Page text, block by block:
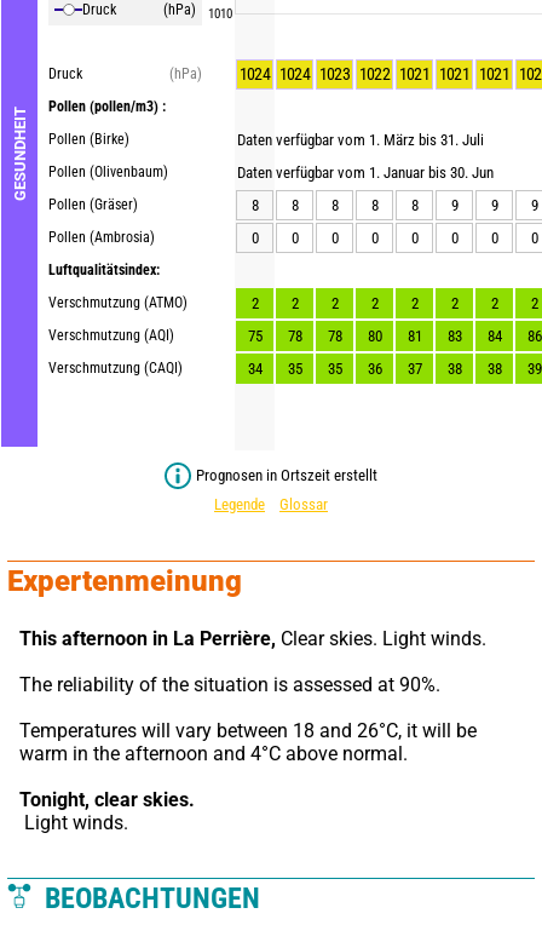
GESUNDHEIT
Druck (hPa)
Druck
(hPa)
Pollen (pollen/m3) :
Pollen (Birke)
Pollen (Olivenbaum)
Pollen (Gräser)
Pollen (Ambrosia)
Luftqualitätsindex:
Verschmutzung (ATMO)
Verschmutzung (AQI)
Verschmutzung (CAQI)
1010
1024 1024 1023 1022 1021 1021 1021
Daten verfügbar vom 1. März bis 31. Juli
Daten verfügbar vom 1. Januar bis 30. Jun
8
8 8 8 8 9 9
9
0
0 0 0 0 0 0 0
2 2 2 2 2 2 2
2
75
78 78 80 81 83 84
86
34
35 35 36 37 38 38 39
Prognosen in Ortszeit erstellt
Legende
Glossar
Expertenmeinung
This afternoon in La Perrière, Clear skies. Light winds.
The reliability of the situation is assessed at 90%.
Temperatures will vary between 18 and 26°C, it will be
warm in the afternoon and 4°C above normal.
Tonight, clear skies.
Light winds.
BEOBACHTUNGEN